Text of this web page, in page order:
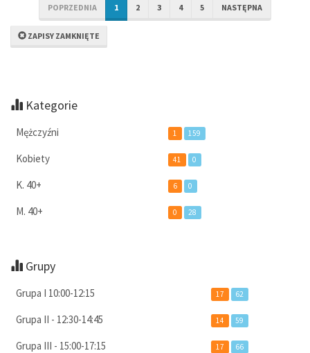
POPRZEDNIA 1 2 3 4 5 NASTĘPNA
ZAPISY ZAMKNIĘTE
Kategorie
Mężczyźni 1 159
Kobiety 41 0
K. 40+ 6 0
M. 40+ 0 28
Grupy
Grupa I 10:00-12:15 17 62
Grupa II - 12:30-14:45 14 59
Grupa III - 15:00-17:15 17 66